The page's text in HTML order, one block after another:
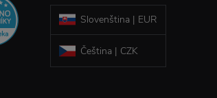
Slovenština | EUR
Čeština | CZK